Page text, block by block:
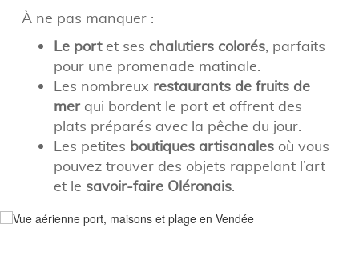
À ne pas manquer :
Le portet ses chalutiers colorés, parfaits
pour une promenade matinale.
Les nombreux restaurants de fruits de
merqui bordent le port et offrent des
plats préparés avec la pêche du jour.
Les petites boutiques artisanalesoù vous
pouvez trouver des objets rappelant l’art
et le savoir-faire Oléronais.